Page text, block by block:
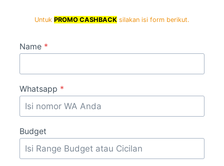
Untuk PROMO CASHBACK silakan isi form berikut.
Name *
Whatsapp *
Budget